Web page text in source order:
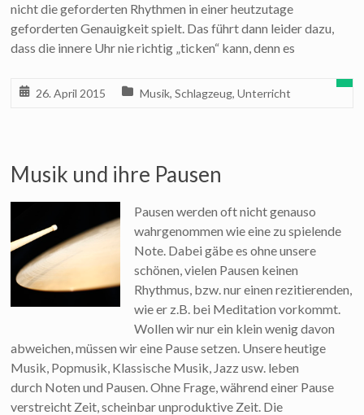
nicht die geforderten Rhythmen in einer heutzutage
geforderten Genauigkeit spielt. Das führt dann leider dazu,
dass die innere Uhr nie richtig „ticken“ kann, denn es
26. April 2015 Musik,Schlagzeug,Unterricht
Musik und ihre Pausen
Pausen werden oft nicht genauso
wahrgenommen wie eine zu spielende
Note. Dabei gäbe es ohne unsere
schönen, vielen Pausen keinen
Rhythmus, bzw. nur einen rezitierenden,
wie er z.B. bei Meditation vorkommt.
Wollen wir nur ein klein wenig davon
abweichen, müssen wir eine Pause setzen. Unsere heutige
Musik, Popmusik, Klassische Musik, Jazz usw. leben
durch Noten und Pausen. Ohne Frage, während einer Pause
verstreicht Zeit, scheinbar unproduktive Zeit. Die